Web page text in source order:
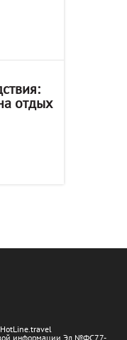
отдых
информации Эл №ФС77-